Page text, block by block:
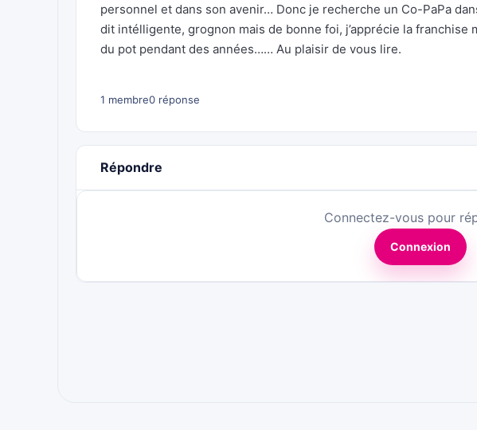
personnel et dans son avenir… Donc je recherche un Co-PaPa
dit intélligente, grognon mais de bonne foi, j’apprécie la
du pot pendant des années…… Au plaisir de vous lire.
1 membre0 réponse
Répondre
Connectez-vous pour
Connexion